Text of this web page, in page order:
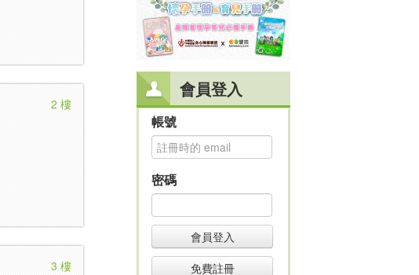
2 樓
3 樓
會員登入
帳號
密碼
會員登入
免費註冊